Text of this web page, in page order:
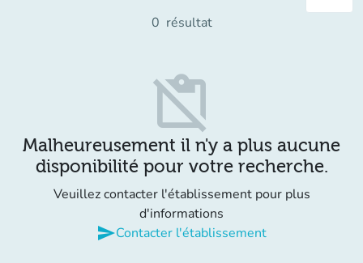
0 résultat
content_paste_off
Malheureusement il n'y a plus aucune
disponibilité pour votre recherche.
Veuillez contacter l'établissement pour plus
d'informations
sendContacter l'établissement